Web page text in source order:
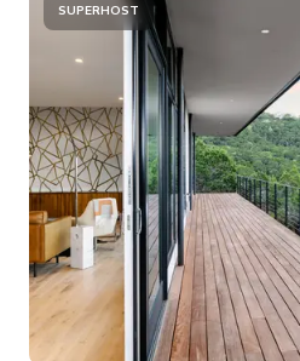
de fiestas ni un lugar para eventos públicos.
propiedad, a nuestros vecinos y a
estrictos con lo siguiente: * No se permiten fiestas, eventos
con entradas,
SUPERHOST